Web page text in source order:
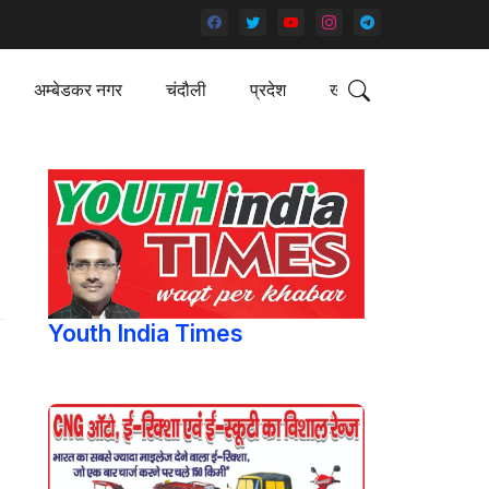
अम्बेडकर नगर चंदौली प्रदेश खेल
Youth India Times